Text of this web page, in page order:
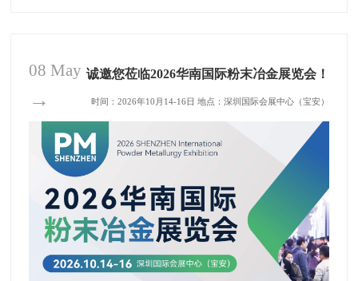
08 May
→
诚邀您莅临2026华南国际粉末冶金展览会！
时间：2026年10月14-16日 地点：深圳国际会展中心（宝安）